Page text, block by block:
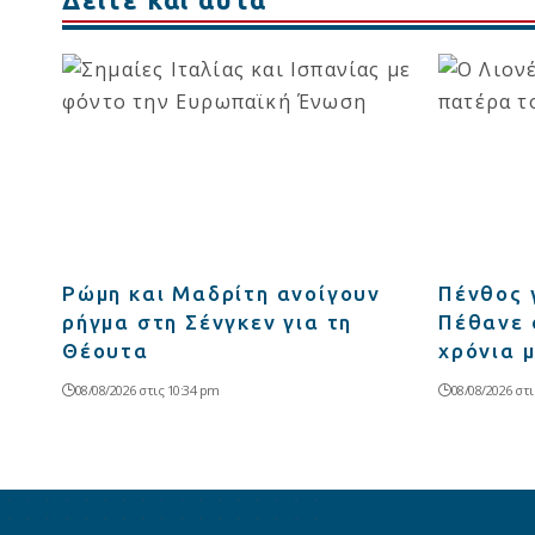
Ρώμη και Μαδρίτη ανοίγουν
ρήγμα στη Σένγκεν για τη
Θέουτα
08/08/2026 στις 10:34 pm
Πένθος
Πέθανε
χρόνια
08/08/2026